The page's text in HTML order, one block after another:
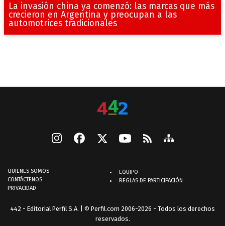
La invasión china ya comenzó: las marcas que más
crecieron en Argentina y preocupan a las
automotrices tradicionales
QUIENES SOMOS
CONTÁCTENOS
PRIVACIDAD
EQUIPO
REGLAS DE PARTICIPACIÓN
442 - Editorial Perfil S.A. | © Perfil.com 2006-2026 - Todos los derechos
reservados.